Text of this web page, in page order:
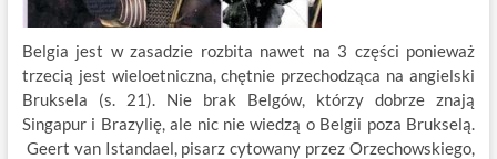
Belgia jest w zasadzie rozbita nawet na 3 części ponieważ
trzecią jest wieloetniczna, chętnie przechodząca na angielski
Bruksela (s. 21). Nie brak Belgów, którzy dobrze znają
Singapur i Brazylię, ale nic nie wiedzą o Belgii poza Brukselą.
Geert van Istandael, pisarz cytowany przez Orzechowskiego,